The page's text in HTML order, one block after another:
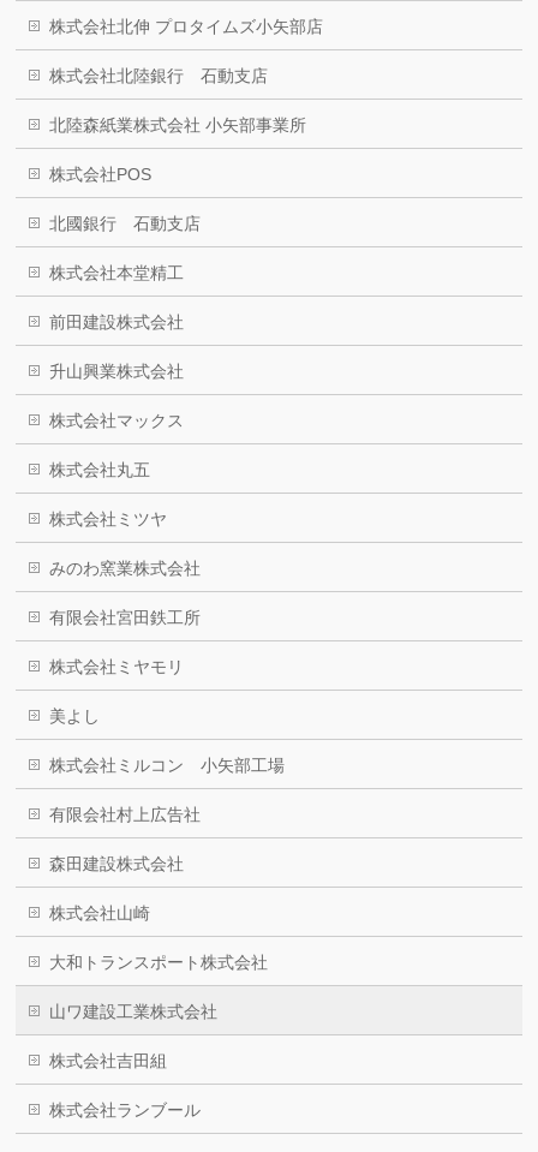
株式会社北伸 プロタイムズ小矢部店
株式会社北陸銀行 石動支店
北陸森紙業株式会社 小矢部事業所
株式会社POS
北國銀行 石動支店
株式会社本堂精工
前田建設株式会社
升山興業株式会社
株式会社マックス
株式会社丸五
株式会社ミツヤ
みのわ窯業株式会社
有限会社宮田鉄工所
株式会社ミヤモリ
美よし
株式会社ミルコン 小矢部工場
有限会社村上広告社
森田建設株式会社
株式会社山崎
大和トランスポート株式会社
山ワ建設工業株式会社
株式会社吉田組
株式会社ランブール